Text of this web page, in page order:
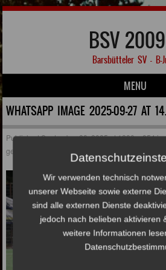
BSV
Barsbütteler SV – B-
MENU
Skip to content
WHATSAPP IMAGE 2025-09-27 AT
PublishedSeptember 28, 2025at1280 × 854in
gegen Eintracht Norderstedt!
Wir verwenden technisch
unserer Webseite sowie externe
sind alle externen Dienste
jedoch nach belieben aktivieren
weitere Informationen